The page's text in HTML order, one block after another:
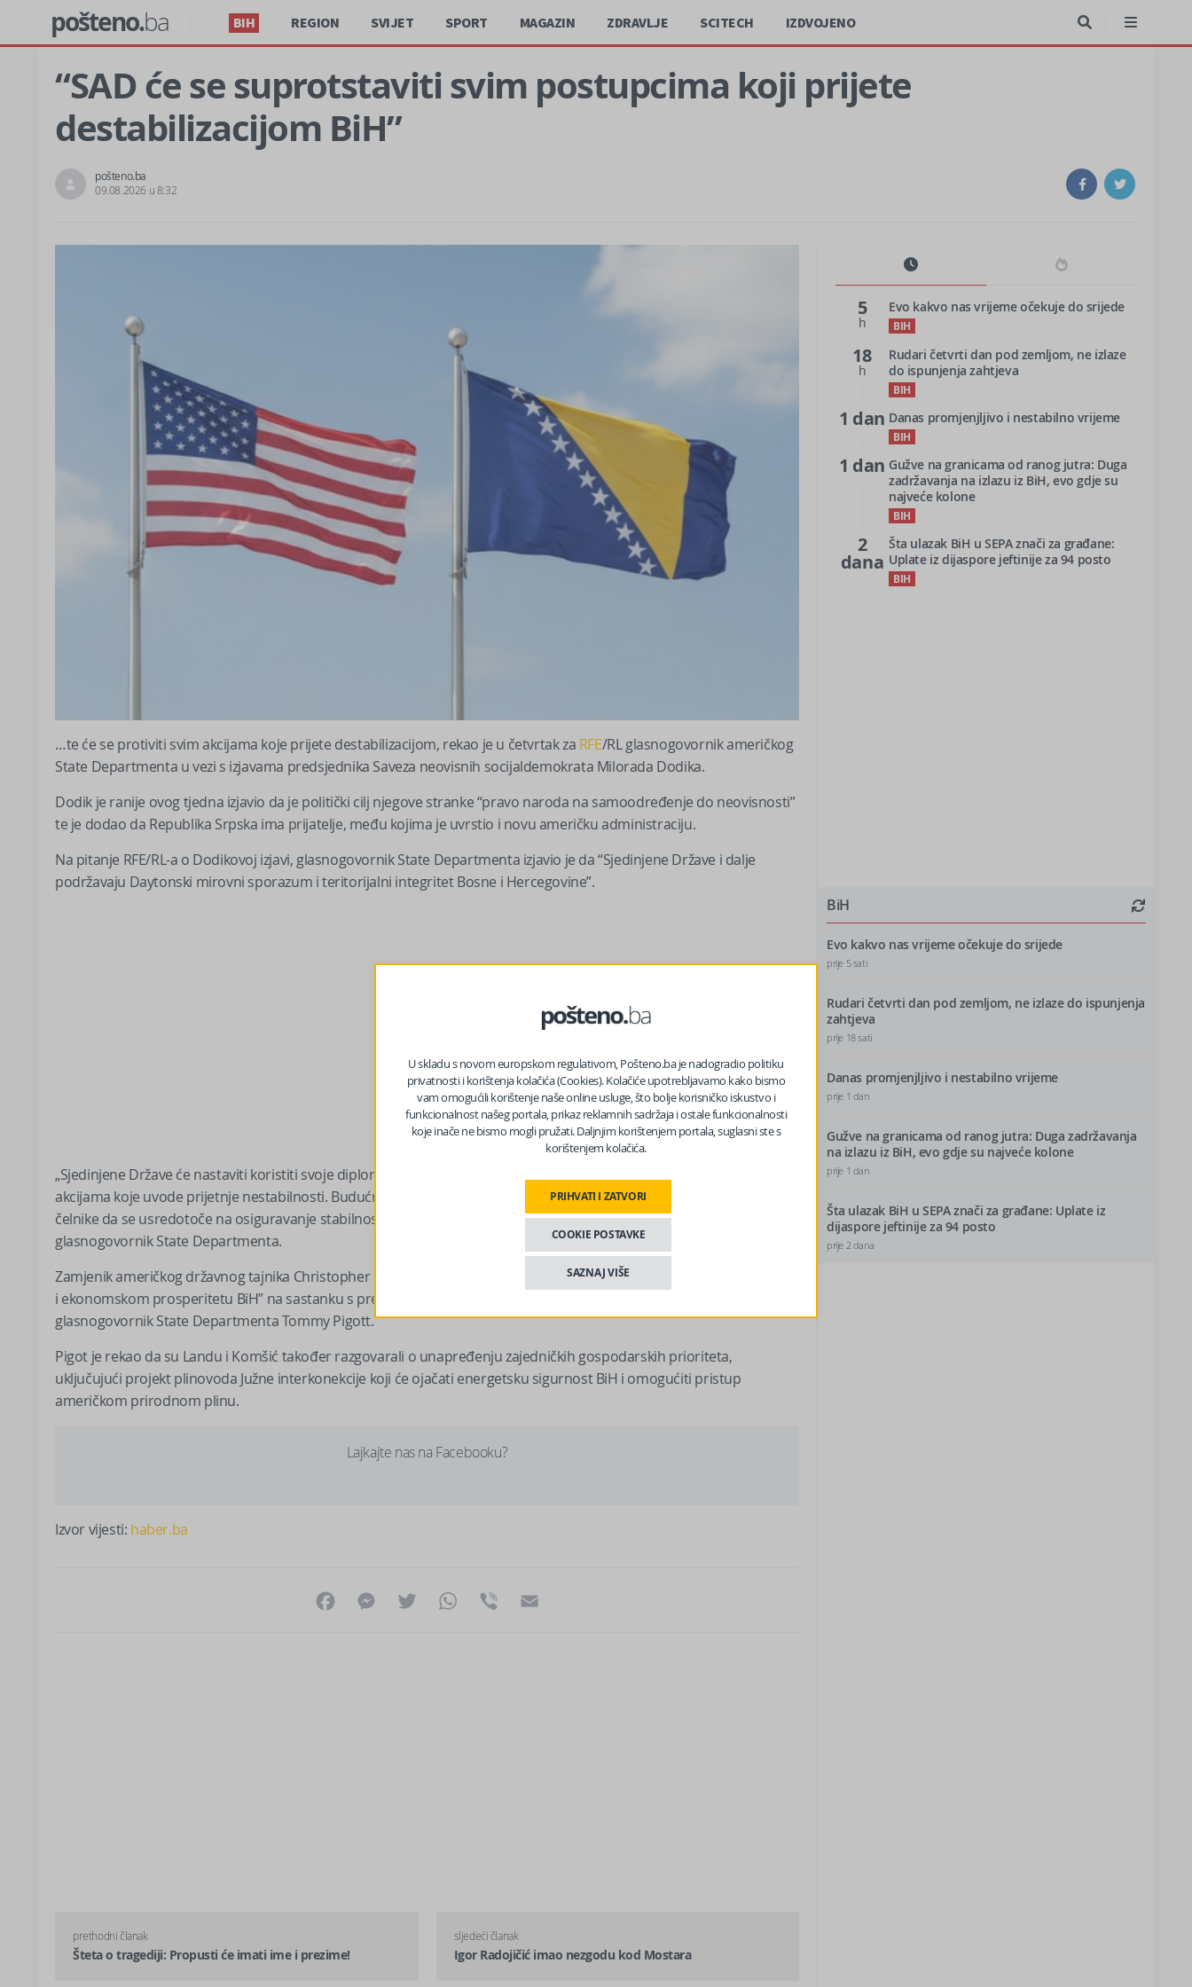
pošteno.ba BIH REGION SVIJET SPORT MAGAZIN ZDRAVLJE SCITECH IZDVOJENO
“SAD će se suprotstaviti svim postupcima koji prijete
destabilizacijom BiH”
pošteno.ba
09.08.2026 u 8:32
…te će se protiviti svim akcijama koje prijete destabilizacijom, rekao je u četvrtak za RFE/RL glasnogovornik američkog
State Departmenta u vezi s izjavama predsjednika Saveza neovisnih socijaldemokrata Milorada Dodika.
Dodik je ranije ovog tjedna izjavio da je politički cilj njegove stranke “pravo naroda na samoodređenje do neovisnosti”
te je dodao da Republika Srpska ima prijatelje, među kojima je uvrstio i novu američku administraciju.
Na pitanje RFE/RL-a o Dodikovoj izjavi, glasnogovornik State Departmenta izjavio je da “Sjedinjene Države i dalje
podržavaju Daytonski mirovni sporazum i teritorijalni integritet Bosne i Hercegovine”.
„Sjedinjene Države će nastaviti koristiti svoje diplomatske alate kako bi podržale stabilnost BiH i suprotstavile se
akcijama koje uvode prijetnje nestabilnosti. Budućnost Bosne i Hercegovine leži na njezinim građanima. Potičemo sve
čelnike da se usredotoče na osiguravanje stabilnosti i prosperiteta koji njihovi građani zaslužuju“, rekao je
glasnogovornik State Departmenta.
Zamjenik američkog državnog tajnika Christopher Landau također je “potvrdio američku podršku političkoj stabilnosti
i ekonomskom prosperitetu BiH” na sastanku s predsjedateljem Predsjedništva BiH Željkom Komšićem, rekao je
glasnogovornik State Departmenta Tommy Pigott.
Pigot je rekao da su Landu i Komšić također razgovarali o unapređenju zajedničkih gospodarskih prioriteta,
uključujući projekt plinovoda Južne interkonekcije koji će ojačati energetsku sigurnost BiH i omogućiti pristup
američkom prirodnom plinu.
Lajkajte nas na Facebooku?
Izvor vijesti: haber.ba
FacebookMessenger
Twitter WhatsApp
Viber
prethodni članak
Šteta o tragediji: Propusti će imati ime i prezime!
sljedeći članak
Igor Radojičić imao nezgodu kod Mostara
5
h
Evo kakvo nas vrijeme očekuje do srijede
BIH
18
h
Rudari četvrti dan pod zemljom, ne izlaze
do ispunjenja zahtjeva
BIH
1 dan Danas promjenjljivo i nestabilno vrijeme
BIH
1 dan Gužve na granicama od ranog jutra: Duga
zadržavanja na izlazu iz BiH, evo gdje su
najveće kolone
BIH
2
dana
Šta ulazak BiH u SEPA znači za građane:
Uplate iz dijaspore jeftinije za 94 posto
BIH
BiH
Evo kakvo nas vrijeme očekuje do srijede
prije 5 sati
Rudari četvrti dan pod zemljom, ne izlaze do ispunjenja
zahtjeva
prije 18 sati
Danas promjenjljivo i nestabilno vrijeme
prije 1 dan
Gužve na granicama od ranog jutra: Duga zadržavanja
na izlazu iz BiH, evo gdje su najveće kolone
prije 1 dan
Šta ulazak BiH u SEPA znači za građane: Uplate iz
dijaspore jeftinije za 94 posto
prije 2 dana
U skladu s novom europskom regulativom, Pošteno.ba je nadogradio politiku
privatnosti i korištenja kolačića (Cookies). Kolačiće upotrebljavamo kako bismo
vam omogućili korištenje naše online usluge, što bolje korisničko iskustvo i
funkcionalnost našeg portala, prikaz reklamnih sadržaja i ostale funkcionalnosti
koje inače ne bismo mogli pružati. Daljnjim korištenjem portala, suglasni ste s
korištenjem kolačića.
PRIHVATI I ZATVORI
COOKIE POSTAVKE
SAZNAJ VIŠE